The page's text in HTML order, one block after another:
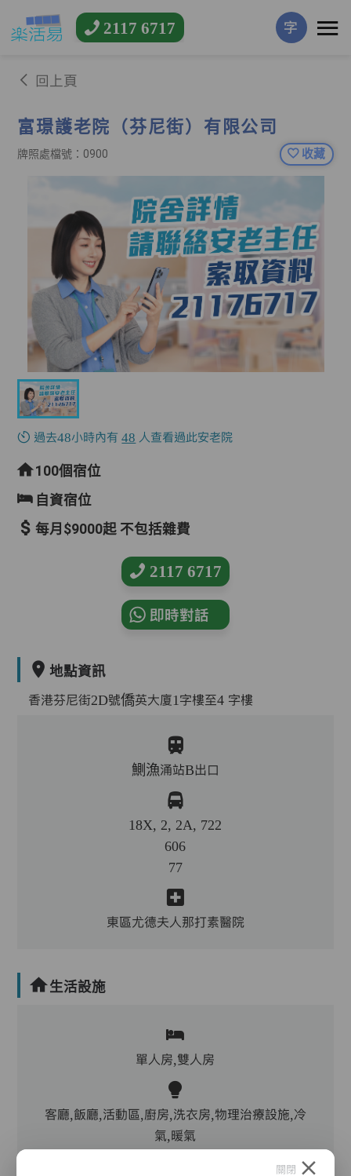
2117 6717 字
回上頁
富璟護老院（芬尼街）有限公司
牌照處檔號：0900 收藏
過去48小時內有48 人查看過此安老院
100個宿位
自資宿位
每月$9000起 不包括雜費
2117 6717
即時對話
地點資訊
香港芬尼街2D號僑英大廈1字樓至4 字樓
鰂漁涌站B出口
18X, 2, 2A, 722
606
77
東區尤德夫人那打素醫院
生活設施
單人房,雙人房
客廳,飯廳,活動區,廚房,洗衣房,物理治療設施,冷
氣,暖氣
關閉